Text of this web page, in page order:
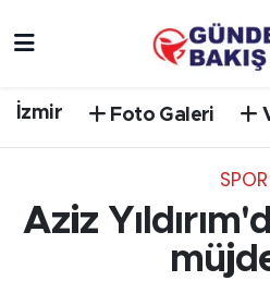
İzmir Foto Galeri
SPOR
Aziz
Süper Lig Puan